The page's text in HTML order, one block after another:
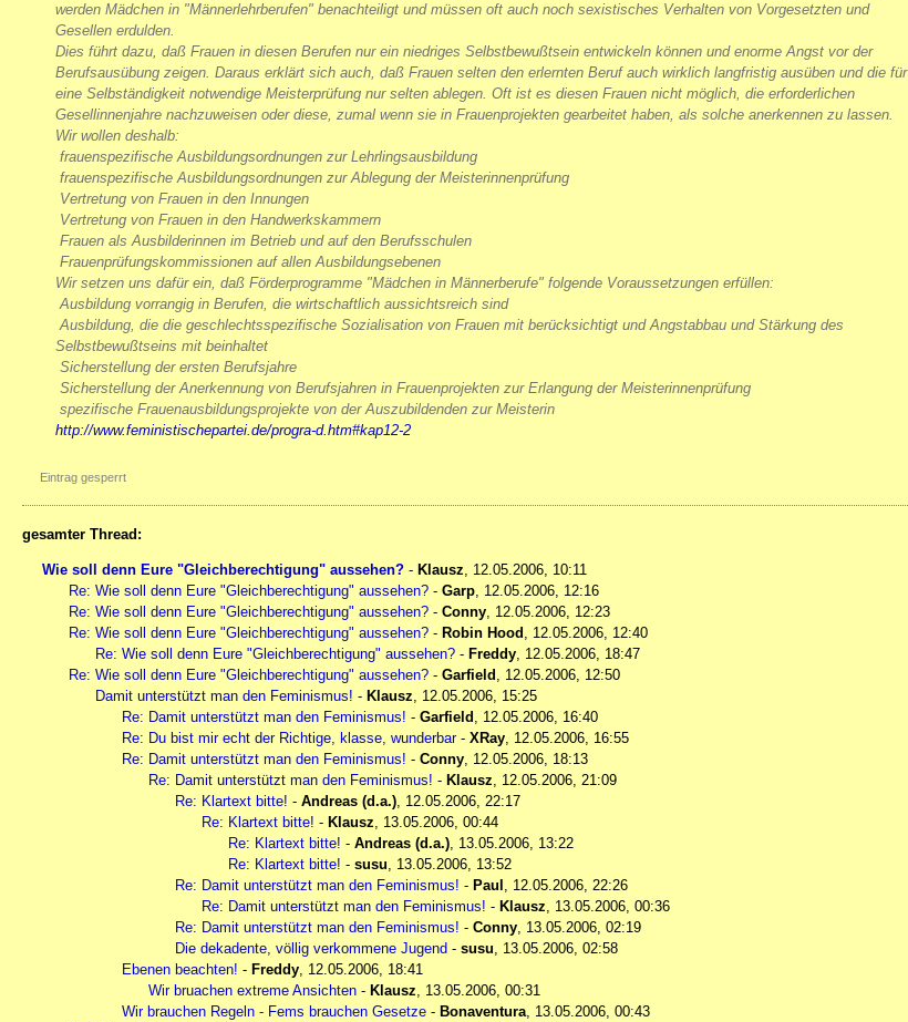
werden Mädchen in "Männerlehrberufen" benachteiligt und müssen oft auch noch sexistisches Verhalten von Vorgesetzten und
Gesellen erdulden.
Dies führt dazu, daß Frauen in diesen Berufen nur ein niedriges Selbstbewußtsein entwickeln können und enorme Angst vor der
Berufsausübung zeigen. Daraus erklärt sich auch, daß Frauen selten den erlernten Beruf auch wirklich langfristig ausüben und die für
eine Selbständigkeit notwendige Meisterprüfung nur selten ablegen. Oft ist es diesen Frauen nicht möglich, die erforderlichen
Gesellinnenjahre nachzuweisen oder diese, zumal wenn sie in Frauenprojekten gearbeitet haben, als solche anerkennen zu lassen.
Wir wollen deshalb:
 frauenspezifische Ausbildungsordnungen zur Lehrlingsausbildung
 frauenspezifische Ausbildungsordnungen zur Ablegung der Meisterinnenprüfung
 Vertretung von Frauen in den Innungen
 Vertretung von Frauen in den Handwerkskammern
 Frauen als Ausbilderinnen im Betrieb und auf den Berufsschulen
 Frauenprüfungskommissionen auf allen Ausbildungsebenen
Wir setzen uns dafür ein, daß Förderprogramme "Mädchen in Männerberufe" folgende Voraussetzungen erfüllen:
 Ausbildung vorrangig in Berufen, die wirtschaftlich aussichtsreich sind
 Ausbildung, die die geschlechtsspezifische Sozialisation von Frauen mit berücksichtigt und Angstabbau und Stärkung des
Selbstbewußtseins mit beinhaltet
 Sicherstellung der ersten Berufsjahre
 Sicherstellung der Anerkennung von Berufsjahren in Frauenprojekten zur Erlangung der Meisterinnenprüfung
 spezifische Frauenausbildungsprojekte von der Auszubildenden zur Meisterin
http://www.feministischepartei.de/progra-d.htm#kap12-2
Eintrag gesperrt
gesamter Thread:
Wie soll denn Eure "Gleichberechtigung" aussehen? - Klausz, 12.05.2006, 10:11
Re: Wie soll denn Eure "Gleichberechtigung" aussehen? - Garp, 12.05.2006, 12:16
Re: Wie soll denn Eure "Gleichberechtigung" aussehen? - Conny, 12.05.2006, 12:23
Re: Wie soll denn Eure "Gleichberechtigung" aussehen? - Robin Hood , 12.05.2006, 12:40
Re: Wie soll denn Eure "Gleichberechtigung" aussehen? - Freddy, 12.05.2006, 18:47
Re: Wie soll denn Eure "Gleichberechtigung" aussehen? - Garfield , 12.05.2006, 12:50
Damit unterstützt man den Feminismus! - Klausz, 12.05.2006, 15:25
Re: Damit unterstützt man den Feminismus! - Garfield , 12.05.2006, 16:40
Re: Du bist mir echt der Richtige, klasse, wunderbar- XRay, 12.05.2006, 16:55
Re: Damit unterstützt man den Feminismus! - Conny, 12.05.2006, 18:13
Re: Damit unterstützt man den Feminismus! - Klausz, 12.05.2006, 21:09
Re: Klartext bitte! - Andreas (d.a.), 12.05.2006, 22:17
Re: Klartext bitte! - Klausz, 13.05.2006, 00:44
Re: Klartext bitte! - Andreas (d.a.), 13.05.2006, 13:22
Re: Klartext bitte! - susu, 13.05.2006, 13:52
Re: Damit unterstützt man den Feminismus! - Paul , 12.05.2006, 22:26
Re: Damit unterstützt man den Feminismus! - Klausz, 13.05.2006, 00:36
Re: Damit unterstützt man den Feminismus! - Conny, 13.05.2006, 02:19
Die dekadente, völlig verkommene Jugend - susu, 13.05.2006, 02:58
Ebenen beachten! - Freddy, 12.05.2006, 18:41
Wir bruachen extreme Ansichten - Klausz, 13.05.2006, 00:31
Wir brauchen Regeln - Fems brauchen Gesetze - Bonaventura, 13.05.2006, 00:43